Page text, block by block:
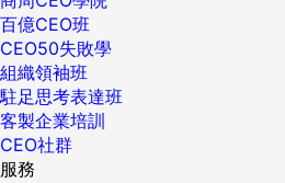
百億CEO班
CEO50失敗學
組織領袖班
駐足思考表達班
客製企業培訓
CEO社群
服務